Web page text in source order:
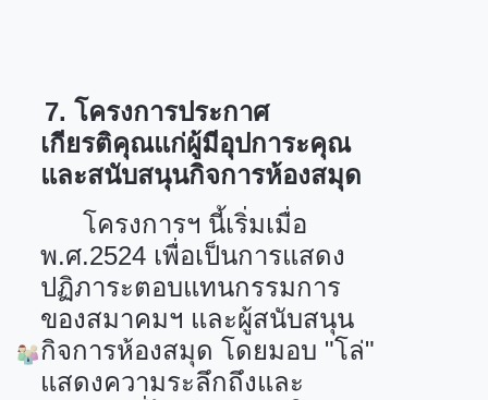
7. โครงการประกาศ
เกียรติคุณแก่ผู้มีอุปการะคุณ
และสนับสนุนกิจการห้องสมุด
โครงการฯ นี้เริ่มเมื่อ
พ.ศ.2524 เพื่อเป็นการแสดง
ปฏิภาระตอบแทนกรรมการ
ของสมาคมฯ และผู้สนับสนุน
กิจการห้องสมุด โดยมอบ "โล่"
แสดงความระลึกถึงและ